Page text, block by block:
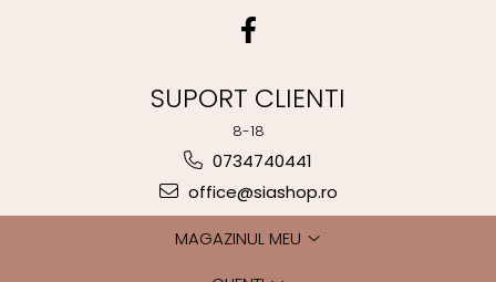
SUPORT CLIENTI
8-18
0734740441
office@siashop.ro
MAGAZINUL MEU